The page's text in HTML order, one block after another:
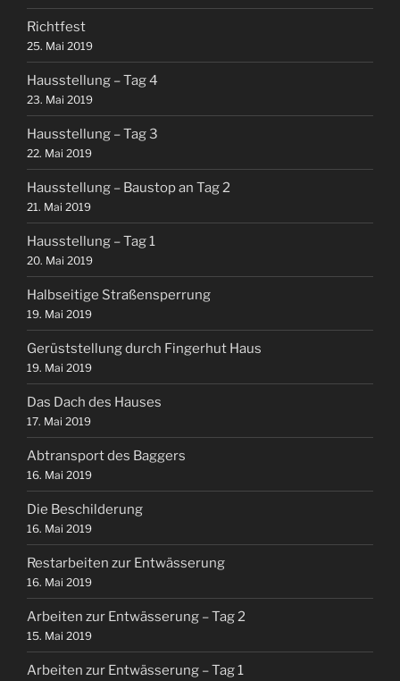
Richtfest
25. Mai 2019
Hausstellung – Tag 4
23. Mai 2019
Hausstellung – Tag 3
22. Mai 2019
Hausstellung – Baustop an Tag 2
21. Mai 2019
Hausstellung – Tag 1
20. Mai 2019
Halbseitige Straßensperrung
19. Mai 2019
Gerüststellung durch Fingerhut Haus
19. Mai 2019
Das Dach des Hauses
17. Mai 2019
Abtransport des Baggers
16. Mai 2019
Die Beschilderung
16. Mai 2019
Restarbeiten zur Entwässerung
16. Mai 2019
Arbeiten zur Entwässerung – Tag 2
15. Mai 2019
Arbeiten zur Entwässerung – Tag 1